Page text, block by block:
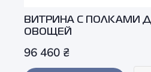
ВИТРИНА С ПОЛКАМИ
ОВОЩЕЙ
96 460 ₴